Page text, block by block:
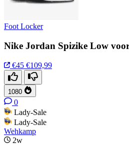
Foot Locker
Nike Jordan Spizike Low
€45 €109,99
1080
0
Lady-Sale
Lady-Sale
Wehkamp
2w